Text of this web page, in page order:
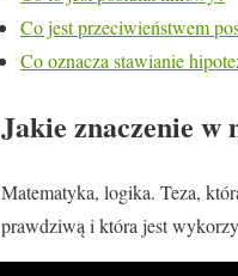
Co jest przeciwieństwem
Co oznacza stawianie
Jakie znaczenie w
Matematyka, logika. Teza,
prawdziwą i która jest